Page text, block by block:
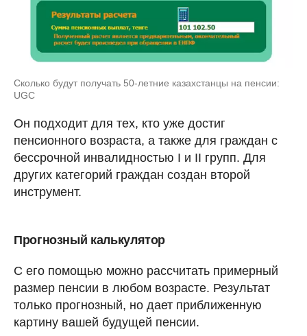
Сколько будут получать 50-летние казахстанцы на пенсии:
UGC
Он подходит для тех, кто уже достиг
пенсионного возраста, а также для граждан с
бессрочной инвалидностью I и II групп. Для
других категорий граждан создан второй
инструмент.
Прогнозный калькулятор
С его помощью можно рассчитать примерный
размер пенсии в любом возрасте. Результат
только прогнозный, но дает приближенную
картину вашей будущей пенсии.